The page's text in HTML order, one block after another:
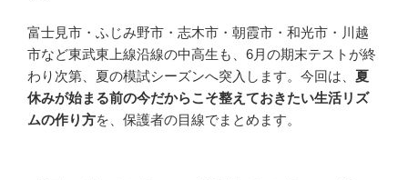
富士見市・ふじみ野市・志木市・朝霞市・和光市・川越
市など東武東上線沿線の中高生も、6月の期末テストが終
わり次第、夏の模試シーズンへ突入します。今回は、 夏
休みが始まる前の今だからこそ整えておきたい生活リズ
ムの作り方を、保護者の目線でまとめます。